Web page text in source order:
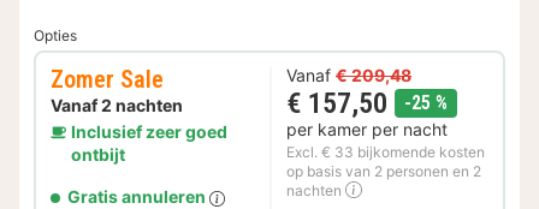
Opties
Zomer Sale
Vanaf 2 nachten
Inclusief zeer goed
ontbijt
Gratis annuleren
Vanaf € 209,48
€ 157,50 -25 %
per kamer per nacht
Excl. € 33 bijkomende kosten
op basis van 2 personen en 2
nachten